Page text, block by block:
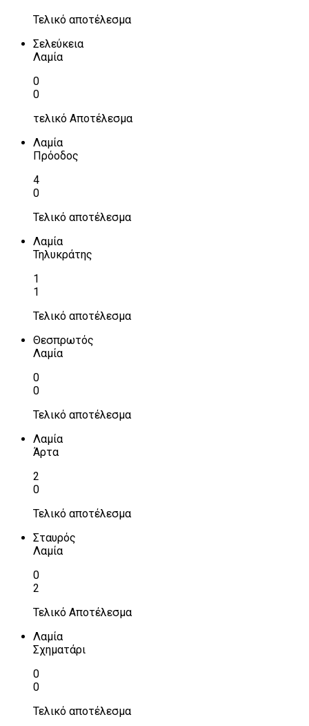
Τελικό αποτέλεσμα
Σελεύκεια
Λαμία
0
0
τελικό Αποτέλεσμα
Λαμία
Πρόοδος
4
0
Τελικό αποτέλεσμα
Λαμία
Τηλυκράτης
1
1
Τελικό αποτέλεσμα
Θεσπρωτός
Λαμία
0
0
Τελικό αποτέλεσμα
Λαμία
Άρτα
2
0
Τελικό αποτέλεσμα
Σταυρός
Λαμία
0
2
Τελικό Αποτέλεσμα
Λαμία
Σχηματάρι
0
0
Τελικό αποτέλεσμα